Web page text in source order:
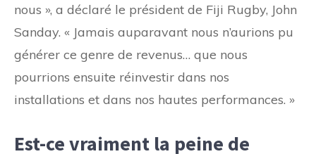
nous », a déclaré le président de Fiji Rugby, John
Sanday. « Jamais auparavant nous n’aurions pu
générer ce genre de revenus… que nous
pourrions ensuite réinvestir dans nos
installations et dans nos hautes performances. »
Est-ce vraiment la peine de